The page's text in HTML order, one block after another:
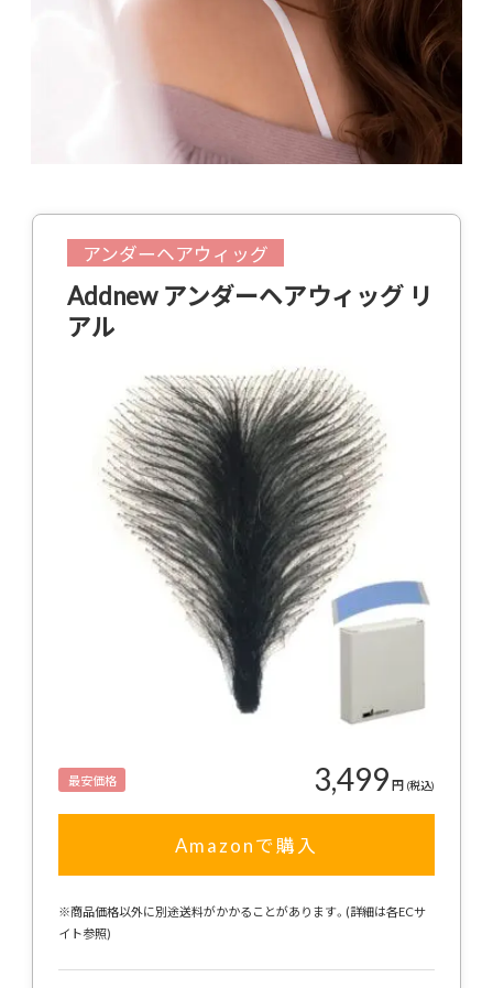
アンダーヘアウィッグ
Addnew アンダーヘアウィッグ リ
アル
最安価格 3,499円 (税込)
Amazonで購入
※商品価格以外に別途送料がかかることがあります。(詳細は各ECサ
イト参照)